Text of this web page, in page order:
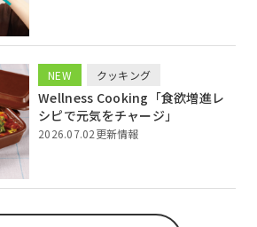
NEW クッキング
Wellness Cooking「食欲増進レ
シピで元気をチャージ」
2026.07.02更新情報